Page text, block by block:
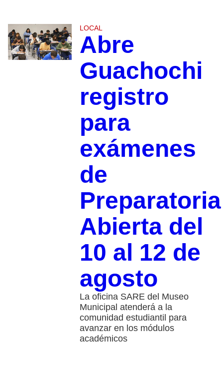
LOCAL
Abre
Guachochi
registro
para
exámenes
de
Preparatoria
Abierta del
10 al 12 de
agosto
La oficina SARE del Museo
Municipal atenderá a la
comunidad estudiantil para
avanzar en los módulos
académicos